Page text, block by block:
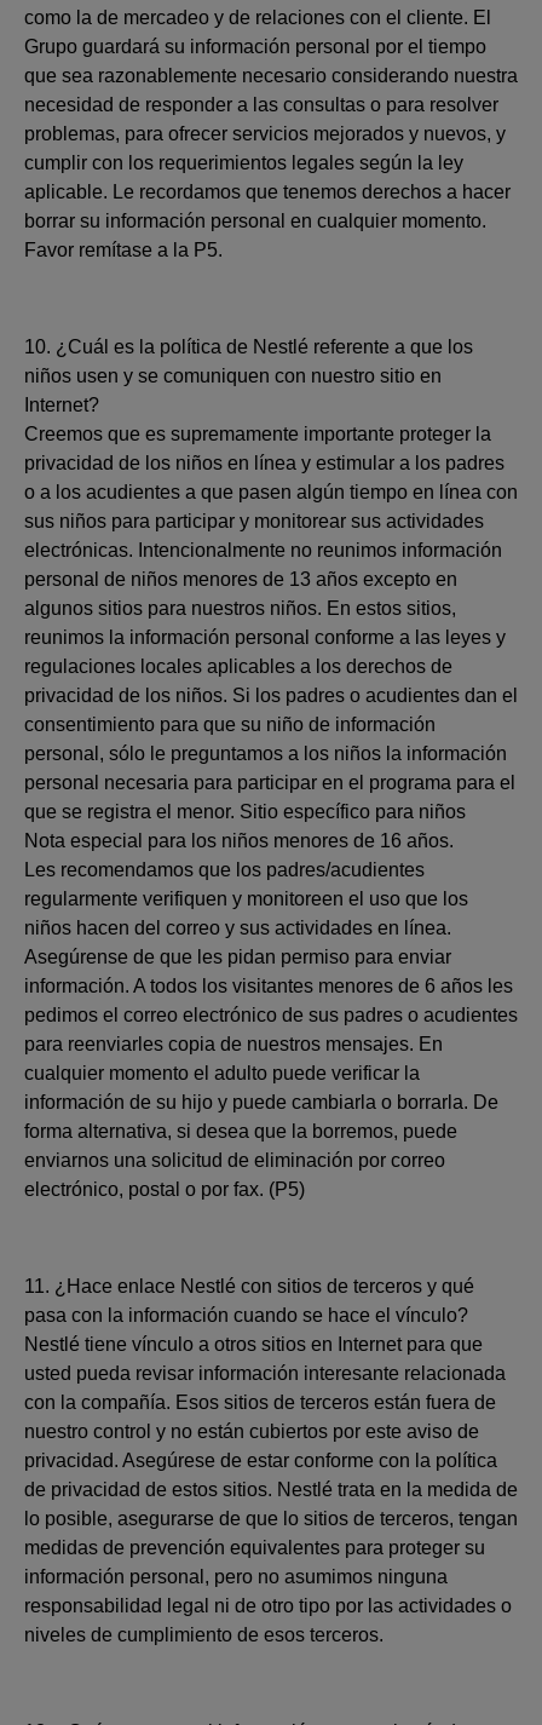
como la de mercadeo y de relaciones con el cliente. El
Grupo guardará su información personal por el tiempo
que sea razonablemente necesario considerando nuestra
necesidad de responder a las consultas o para resolver
problemas, para ofrecer servicios mejorados y nuevos, y
cumplir con los requerimientos legales según la ley
aplicable. Le recordamos que tenemos derechos a hacer
borrar su información personal en cualquier momento.
Favor remítase a la P5.
10. ¿Cuál es la política de Nestlé referente a que los
niños usen y se comuniquen con nuestro sitio en
Internet?
Creemos que es supremamente importante proteger la
privacidad de los niños en línea y estimular a los padres
o a los acudientes a que pasen algún tiempo en línea con
sus niños para participar y monitorear sus actividades
electrónicas. Intencionalmente no reunimos información
personal de niños menores de 13 años excepto en
algunos sitios para nuestros niños. En estos sitios,
reunimos la información personal conforme a las leyes y
regulaciones locales aplicables a los derechos de
privacidad de los niños. Si los padres o acudientes dan el
consentimiento para que su niño de información
personal, sólo le preguntamos a los niños la información
personal necesaria para participar en el programa para el
que se registra el menor. Sitio específico para niños
Nota especial para los niños menores de 16 años.
Les recomendamos que los padres/acudientes
regularmente verifiquen y monitoreen el uso que los
niños hacen del correo y sus actividades en línea.
Asegúrense de que les pidan permiso para enviar
información. A todos los visitantes menores de 6 años les
pedimos el correo electrónico de sus padres o acudientes
para reenviarles copia de nuestros mensajes. En
cualquier momento el adulto puede verificar la
información de su hijo y puede cambiarla o borrarla. De
forma alternativa, si desea que la borremos, puede
enviarnos una solicitud de eliminación por correo
electrónico, postal o por fax. (P5)
11. ¿Hace enlace Nestlé con sitios de terceros y qué
pasa con la información cuando se hace el vínculo?
Nestlé tiene vínculo a otros sitios en Internet para que
usted pueda revisar información interesante relacionada
con la compañía. Esos sitios de terceros están fuera de
nuestro control y no están cubiertos por este aviso de
privacidad. Asegúrese de estar conforme con la política
de privacidad de estos sitios. Nestlé trata en la medida de
lo posible, asegurarse de que lo sitios de terceros, tengan
medidas de prevención equivalentes para proteger su
información personal, pero no asumimos ninguna
responsabilidad legal ni de otro tipo por las actividades o
niveles de cumplimiento de esos terceros.